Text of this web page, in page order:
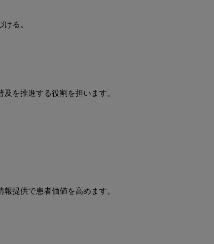
る。
を推進する役割を担います。
提供で患者価値を高めます。